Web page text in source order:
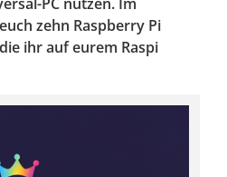
zehn Raspberry Pi
ihr auf eurem Raspi